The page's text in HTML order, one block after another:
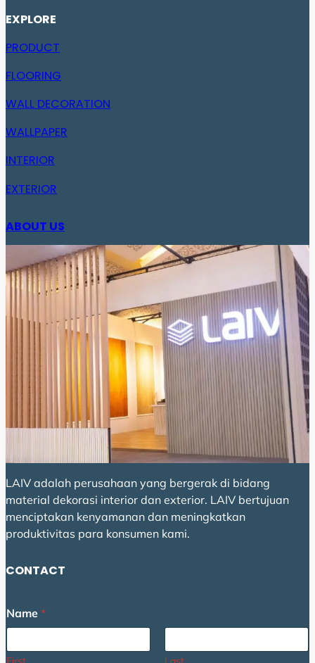
EXPLORE
PRODUCT
FLOORING
WALL DECORATION
WALLPAPER
INTERIOR
EXTERIOR
ABOUT US
LAIV adalah perusahaan yang bergerak di bidang
material dekorasi interior dan exterior. LAIV bertujuan
menciptakan kenyamanan dan meningkatkan
produktivitas para konsumen kami.
CONTACT
Name *